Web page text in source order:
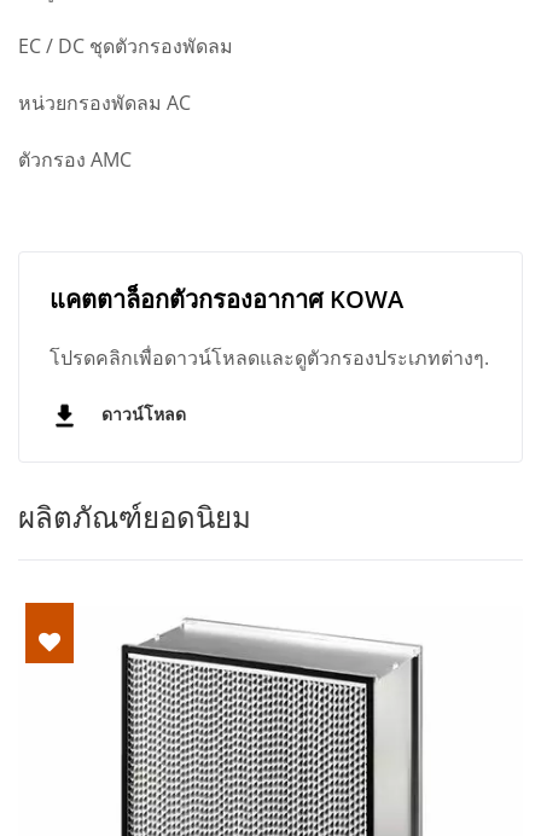
EC / DC ชุดตัวกรองพัดลม
หน่วยกรองพัดลม AC
ตัวกรอง AMC
แคตตาล็อกตัวกรองอากาศ KOWA
โปรดคลิกเพื่อดาวน์โหลดและดูตัวกรองประเภทต่างๆ.
ดาวน์โหลด
ผลิตภัณฑ์ยอดนิยม